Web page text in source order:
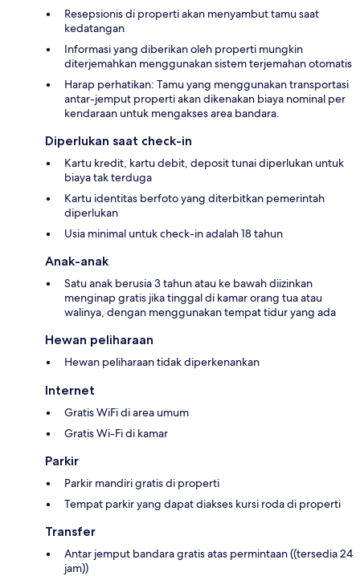
Resepsionis di properti akan menyambut tamu saat
kedatangan
Informasi yang diberikan oleh properti mungkin
diterjemahkan menggunakan sistem terjemahan otomatis
Harap perhatikan: Tamu yang menggunakan transportasi
antar-jemput properti akan dikenakan biaya nominal per
kendaraan untuk mengakses area bandara.
Diperlukan saat check-in
Kartu kredit, kartu debit, deposit tunai diperlukan untuk
biaya tak terduga
Kartu identitas berfoto yang diterbitkan pemerintah
diperlukan
Usia minimal untuk check-in adalah 18 tahun
Anak-anak
Satu anak berusia 3 tahun atau ke bawah diizinkan
menginap gratis jika tinggal di kamar orang tua atau
walinya, dengan menggunakan tempat tidur yang ada
Hewan peliharaan
Hewan peliharaan tidak diperkenankan
Internet
Gratis WiFi di area umum
Gratis Wi-Fi di kamar
Parkir
Parkir mandiri gratis di properti
Tempat parkir yang dapat diakses kursi roda di properti
Transfer
Antar jemput bandara gratis atas permintaan ((tersedia 24
jam))